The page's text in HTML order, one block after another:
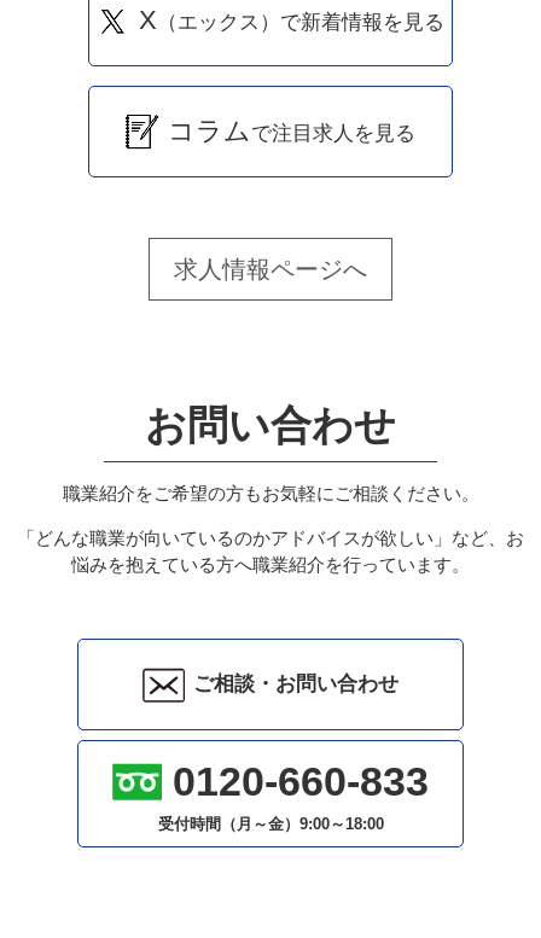
X （エックス）で新着情報を見る
コラムで注目求人を見る
求人情報ページへ
お問い合わせ
職業紹介をご希望の方もお気軽にご相談ください。
「どんな職業が向いているのかアドバイスが欲しい」など、お
悩みを抱えている方へ職業紹介を行っています。
ご相談・お問い合わせ
0120-660-833
受付時間（月～金） 9:00～18:00